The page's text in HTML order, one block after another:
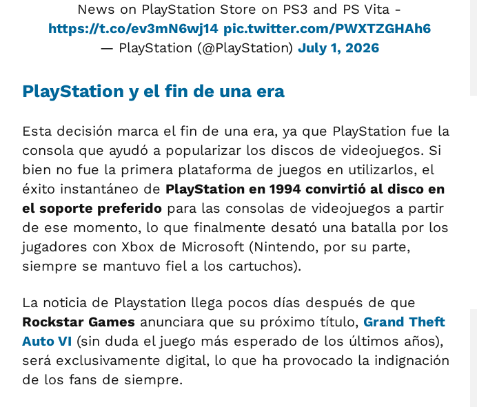
News on PlayStation Store on PS3 and PS Vita -
https://t.co/ev3mN6wj14 pic.twitter.com/PWXTZGHAh6
— PlayStation (@PlayStation) July 1, 2026
PlayStation y el fin de una era
Esta decisión marca el fin de una era, ya que PlayStation fue la
consola que ayudó a popularizar los discos de videojuegos. Si
bien no fue la primera plataforma de juegos en utilizarlos, el
éxito instantáneo de PlayStation en 1994 convirtió al disco en
el soporte preferido para las consolas de videojuegos a partir
de ese momento, lo que finalmente desató una batalla por los
jugadores con Xbox de Microsoft (Nintendo, por su parte,
siempre se mantuvo fiel a los cartuchos).
La noticia de Playstation llega pocos días después de que
Rockstar Games anunciara que su próximo título, Grand Theft
Auto VI (sin duda el juego más esperado de los últimos años),
será exclusivamente digital, lo que ha provocado la indignación
de los fans de siempre.